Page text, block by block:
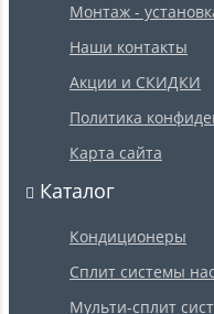
Монтаж -
Наши контакты
Акции и СКИДКИ
Политика
Карта сайта
Каталог
Кондиционеры
Сплит системы
Мульти-сплит